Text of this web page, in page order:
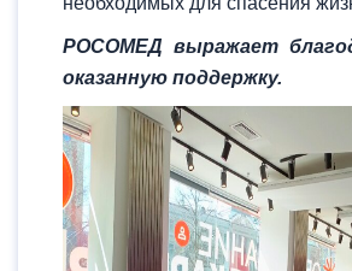
РОСОМЕД выражает
оказанную поддержку.